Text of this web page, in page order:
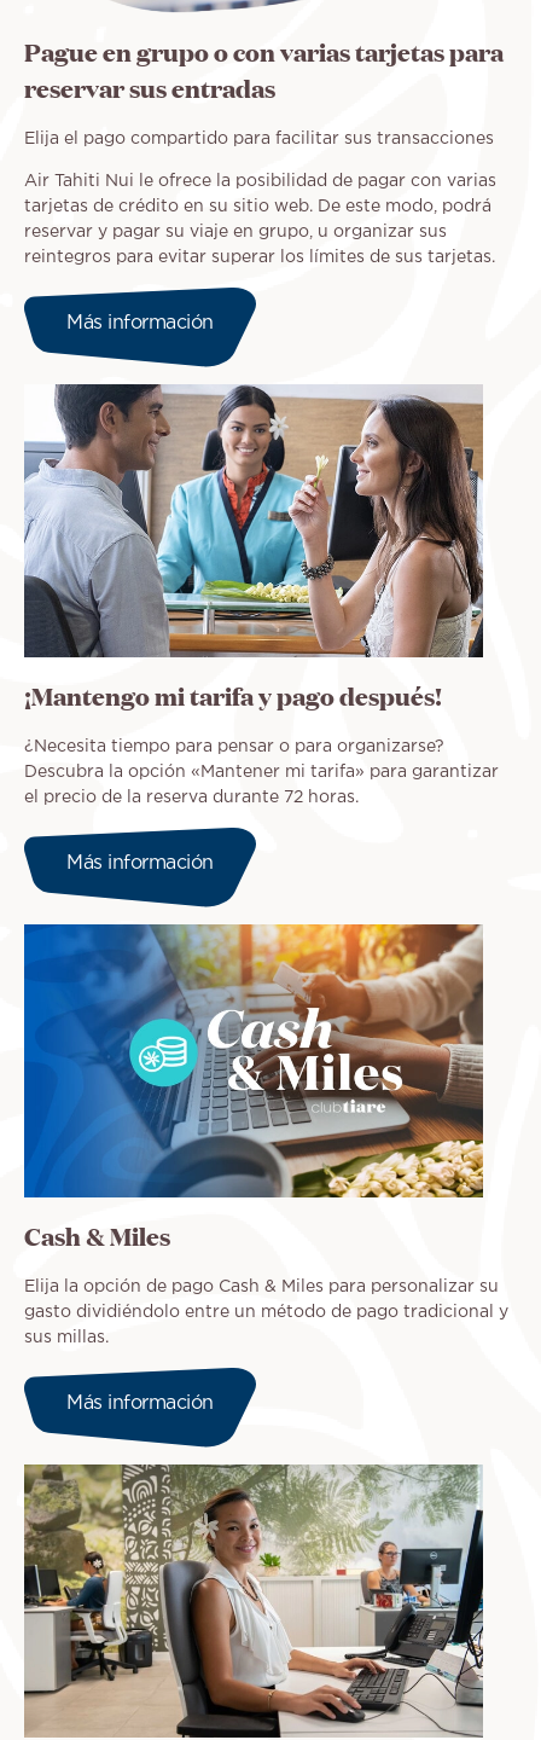
Pague en grupo o con varias tarjetas para
reservar sus entradas
Elija el pago compartido para facilitar sus transacciones
Air Tahiti Nui le ofrece la posibilidad de pagar con varias
tarjetas de crédito en su sitio web. De este modo, podrá
reservar y pagar su viaje en grupo, u organizar sus
reintegros para evitar superar los límites de sus tarjetas.
Más información
¡Mantengo mi tarifa y pago después!
¿Necesita tiempo para pensar o para organizarse?
Descubra la opción «Mantener mi tarifa» para garantizar
el precio de la reserva durante 72 horas.
Más información
Cash & Miles
Elija la opción de pago Cash & Miles para personalizar su
gasto dividiéndolo entre un método de pago tradicional y
sus millas.
Más información